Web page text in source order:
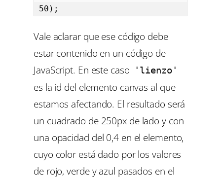
50);
Vale aclarar que ese código debe
estar contenido en un código de
JavaScript. En este caso
'lienzo'
es la id del elemento canvas al que
estamos afectando. El resultado será
un cuadrado de 250px de lado y con
una opacidad del 0,4 en el elemento,
cuyo color está dado por los valores
de rojo, verde y azul pasados en el